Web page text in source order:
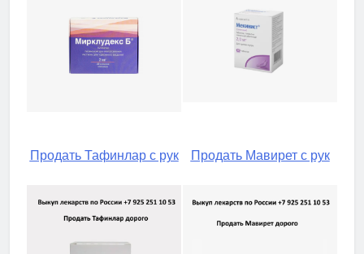
Продать Тафинлар с рук Продать Мавирет с рук